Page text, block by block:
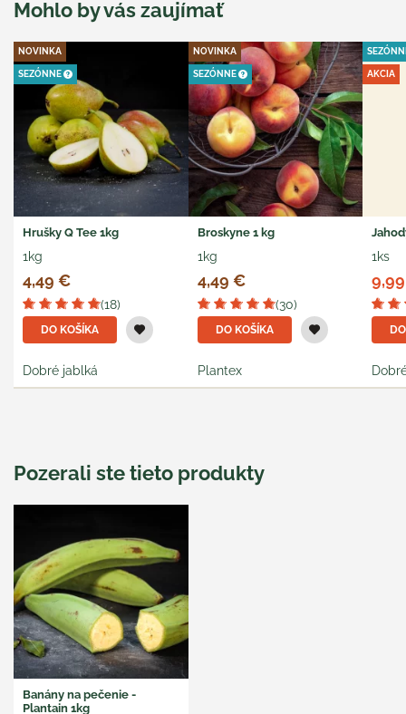
Mohlo by vás zaujímať
NOVINKA
SEZÓNNE
Hrušky Q Tee 1kg
1kg
4,49 €
(18)
DO KOŠÍKA
Dobré jablká
NOVINKA
SEZÓNNE
Broskyne 1 kg
1kg
4,49 €
(30)
DO KOŠÍKA
Plantex
AKCIA
1ks
Pozerali ste tieto produkty
Banány na pečenie -
Plantain 1kg